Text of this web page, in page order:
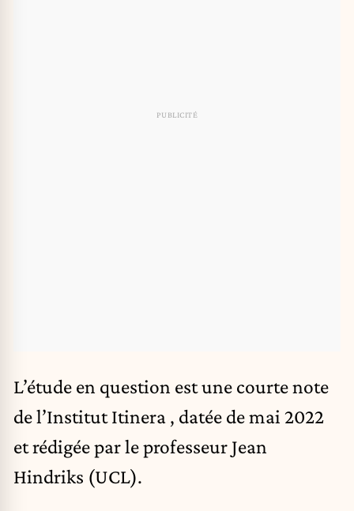
L’étude en question est une courte note
de l’Institut Itinera , datée de mai 2022
et rédigée par le professeur Jean
Hindriks (UCL).